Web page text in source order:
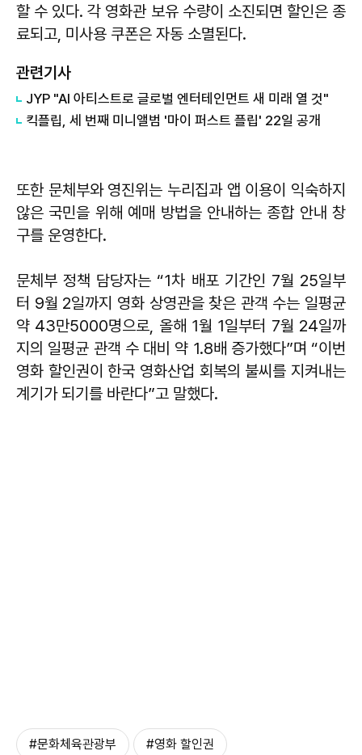
할 수 있다. 각 영화관 보유 수량이 소진되면 할인은 종
료되고, 미사용 쿠폰은 자동 소멸된다.
관련기사
JYP "AI 아티스트로 글로벌 엔터테인먼트 새 미래 열 것"
킥플립, 세 번째 미니앨범 '마이 퍼스트 플립' 22일 공개
또한 문체부와 영진위는 누리집과 앱 이용이 익숙하지
않은 국민을 위해 예매 방법을 안내하는 종합 안내 창
구를 운영한다.
문체부 정책 담당자는 “1차 배포 기간인 7월 25일부
터 9월 2일까지 영화 상영관을 찾은 관객 수는 일평균
약 43만5000명으로, 올해 1월 1일부터 7월 24일까
지의 일평균 관객 수 대비 약 1.8배 증가했다”며 “이번
영화 할인권이 한국 영화산업 회복의 불씨를 지켜내는
계기가 되기를 바란다”고 말했다.
#문화체육관광부 #영화 할인권